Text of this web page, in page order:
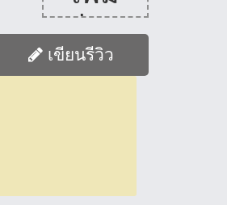
รูปภาพ
เขียนรีวิว